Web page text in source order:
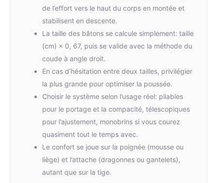
de l’effort vers le haut du corps en montée et
stabilisent en descente.
La taille des bâtons se calcule simplement: taille
(cm) × 0, 67, puis se valide avec la méthode du
coude à angle droit.
En cas d’hésitation entre deux tailles, privilégier
la plus grande pour optimiser la poussée.
Choisir le système selon l’usage réel: pliables
pour le portage et la compacité, télescopiques
pour l’ajustement, monobrins si vous courez
quasiment tout le temps avec.
Le confort se joue sur la poignée (mousse ou
liège) et l’attache (dragonnes ou gantelets),
autant que sur la tige.